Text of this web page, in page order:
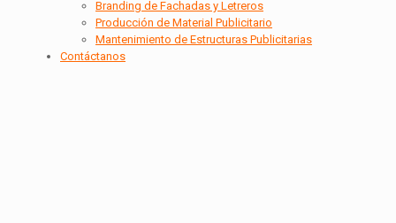
Branding de Fachadas y Letreros
Producción de Material Publicitario
Mantenimiento de Estructuras Publicitarias
Contáctanos